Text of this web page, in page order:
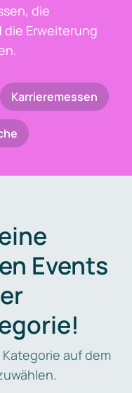
die
die Erweiterung
Karrieremessen
Events
auf dem